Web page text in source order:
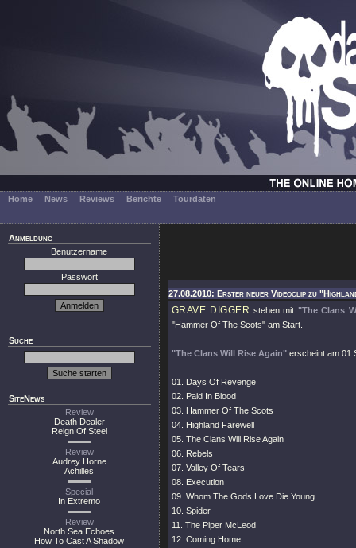
Home News Reviews Berichte Tourdaten
Anmeldung
Benutzername
Passwort
Suche
SiteNews
Review
Death Dealer
Reign Of Steel
Review
Audrey Horne
Achilles
Special
In Extremo
Review
North Sea Echoes
How To Cast A Shadow
27.08.2010: Erster neuer Videoclip zu
GRAVE DIGGER stehen mit "The Clans
"Hammer Of The Scots" am Start.
"The Clans Will Rise Again" erscheint am
01. Days Of Revenge
02. Paid In Blood
03. Hammer Of The Scots
04. Highland Farewell
05. The Clans Will Rise Again
06. Rebels
07. Valley Of Tears
08. Execution
09. Whom The Gods Love Die Young
10. Spider
11. The Piper McLeod
12. Coming Home